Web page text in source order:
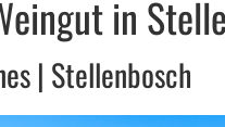
in
| Stellenbosch